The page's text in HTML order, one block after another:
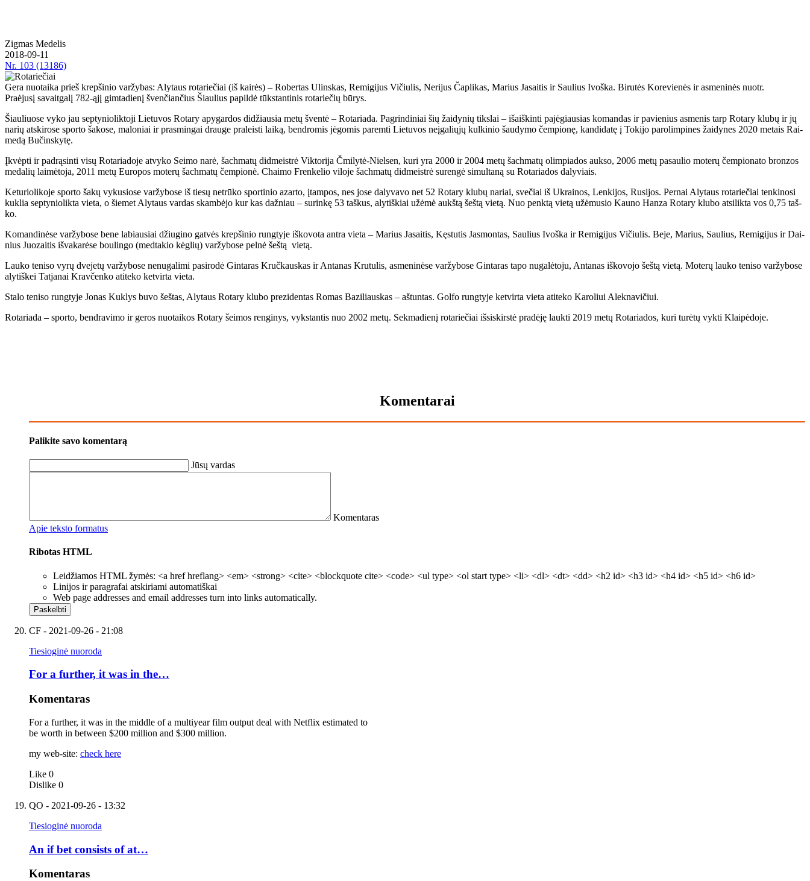
Zig­mas Me­de­lis
2018-09-11
Nr. 103 (13186)
Gera nuotaika prieš krepšinio varžybas: Alytaus rotariečiai (iš kairės) – Robertas Ulinskas, Remigijus Vičiulis, Nerijus Čaplikas, Marius Jasaitis ir Saulius Ivoška. Bi­ru­tės Ko­re­vie­nės ir as­me­ni­nės nuotr.
Pra­ėju­sį sa­vait­ga­lį 782-ąjį gim­ta­die­nį šven­čian­čius Šiau­lius pa­pil­dė tūks­tan­ti­nis ro­ta­rie­čių bū­rys.
Šiau­liuo­se vy­ko jau sep­ty­nio­lik­to­ji Lie­tu­vos Ro­ta­ry apy­gar­dos di­džiau­sia me­tų šven­tė – Ro­ta­ria­da. Pa­grin­di­niai šių žai­dy­nių tiks­lai – iš­aiš­kin­ti pa­jė­giau­sias ko­man­das ir pa­vie­nius as­me­nis tarp Ro­ta­ry klu­bų ir jų
na­rių at­ski­ro­se spor­to ša­ko­se, ma­lo­niai ir pra­smin­gai drau­ge pra­leis­ti lai­ką, ben­dro­mis jė­go­mis pa­rem­ti Lie­tu­vos ne­įga­lių­jų kul­ki­nio šau­dy­mo čem­pio­nę, kan­di­da­tę į To­ki­jo pa­ro­lim­pi­nes žai­dy­nes 2020 me­tais Rai­
me­dą Bu­čins­ky­tę.
Įkvėp­ti ir pa­drą­sin­ti vi­sų Ro­ta­ria­do­je at­vy­ko Sei­mo na­rė, šach­ma­tų did­meist­rė Vik­to­ri­ja Čmi­ly­tė-Niel­sen, ku­ri yra 2000 ir 2004 me­tų šach­ma­tų olim­pia­dos auk­so, 2006 me­tų pa­sau­lio mo­te­rų čem­pio­na­to bron­zos
me­da­lių lai­mė­to­ja, 2011 me­tų Eu­ro­pos mo­te­rų šach­ma­tų čem­pio­nė. Chai­mo Fren­ke­lio vi­lo­je šach­ma­tų did­meist­rė su­ren­gė si­mul­ta­ną su Ro­ta­ria­dos da­ly­viais.
Ke­tu­rio­li­ko­je spor­to ša­kų vy­ku­sio­se var­žy­bo­se iš tie­sų ne­trū­ko spor­ti­nio azar­to, įtam­pos, nes jo­se da­ly­va­vo net 52 Ro­ta­ry klu­bų na­riai, sve­čiai iš Uk­rai­nos, Len­ki­jos, Ru­si­jos. Per­nai Aly­taus ro­ta­rie­čiai ten­ki­no­si
kuk­lia sep­ty­nio­lik­ta vie­ta, o šie­met Aly­taus var­das skam­bė­jo kur kas daž­niau – su­rin­kę 53 taš­kus, aly­tiš­kiai už­ėmė aukš­tą šeš­tą vie­tą. Nuo penk­tą vie­tą už­ėmu­sio Kau­no Han­za Ro­ta­ry klu­bo at­si­lik­ta vos 0,75 taš­
ko.
Ko­man­di­nė­se var­žy­bo­se be­ne la­biau­siai džiu­gi­no gat­vės krep­ši­nio rung­ty­je iš­ko­vo­ta an­tra vie­ta – Ma­rius Ja­sai­tis, Kęs­tu­tis Jas­mon­tas, Sau­lius Ivoš­ka ir Re­mi­gi­jus Vi­čiu­lis. Be­je, Ma­rius, Sau­lius, Re­mi­gi­jus ir Dai­
nius Juo­zai­tis iš­va­ka­rė­se bou­lin­go (med­ta­kio kėg­lių) var­žy­bo­se pel­nė šeš­tą vie­tą.
Lau­ko te­ni­so vy­rų dve­je­tų var­žy­bo­se ne­nu­ga­li­mi pa­si­ro­dė Gin­ta­ras Kruč­kaus­kas ir An­ta­nas Kru­tu­lis, as­me­ni­nė­se var­žy­bo­se Gin­ta­ras ta­po nu­ga­lė­to­ju, An­ta­nas iš­ko­vo­jo šeš­tą vie­tą. Mo­te­rų lau­ko te­ni­so var­žy­bo­se
aly­tiš­kei Tat­ja­nai Krav­čen­ko ati­te­ko ket­vir­ta vie­ta.
Sta­lo te­ni­so rung­ty­je Jo­nas Kuk­lys bu­vo šeš­tas, Aly­taus Ro­ta­ry klu­bo pre­zi­den­tas Ro­mas Ba­zi­liaus­kas – aš­tun­tas. Gol­fo rung­ty­je ket­vir­ta vie­ta ati­te­ko Ka­ro­liui Alek­na­vi­čiui.
Ro­ta­ria­da – spor­to, ben­dra­vi­mo ir ge­ros nuo­tai­kos Ro­ta­ry šei­mos ren­gi­nys, vyks­tan­tis nuo 2002 me­tų. Sek­ma­die­nį ro­ta­rie­čiai iš­si­skirs­tė pra­dė­ję lauk­ti 2019 me­tų Ro­ta­ria­dos, ku­ri tu­rė­tų vyk­ti Klai­pė­do­je.
Komentarai
Palikite savo komentarą
Jūsų vardas
Komentaras
Apie teksto formatus
Ribotas HTML
Leidžiamos HTML žymės: <a href hreflang> <em> <strong> <cite> <blockquote cite> <code> <ul type> <ol start type> <li> <dl> <dt> <dd> <h2 id> <h3 id> <h4 id> <h5 id> <h6 id>
Linijos ir paragrafai atskiriami automatiškai
Web page addresses and email addresses turn into links automatically.
CF - 2021-09-26 - 21:08
Tiesioginė nuoroda
For a further, it was in the…
Komentaras
For a further, it was in the middle of a multiyear film output deal with Netflix estimated to
be worth in between $200 million and $300 million.
my web-site: check here
Like 0
Dislike 0
QO - 2021-09-26 - 13:32
Tiesioginė nuoroda
An if bet consists of at…
Komentaras